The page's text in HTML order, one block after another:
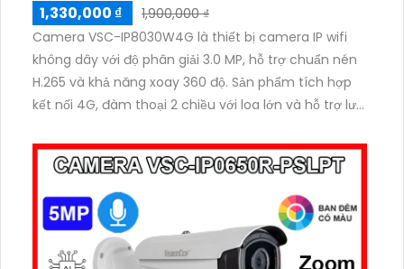
1,330,000 ₫
1,900,000 ₫
Camera VSC-IP8030W4G là thiết bị camera IP wifi
không dây với độ phân giải 3.0 MP, hỗ trợ chuẩn nén
H.265 và khả năng xoay 360 độ. Sản phẩm tích hợp
kết nối 4G, đàm thoại 2 chiều với loa lớn và hỗ trợ lưu
AI thông minh, camera này giúp nhận diện người và
nâng cao hiệu quả giám sát an toàn trong mọi
không gian.